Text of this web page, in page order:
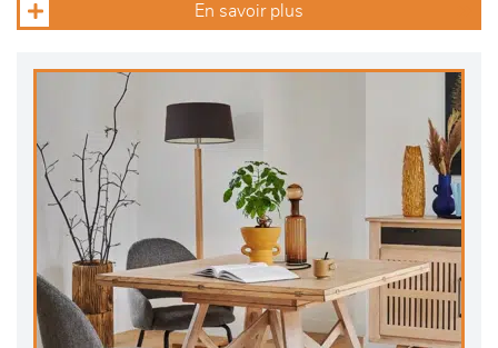
En savoir plus